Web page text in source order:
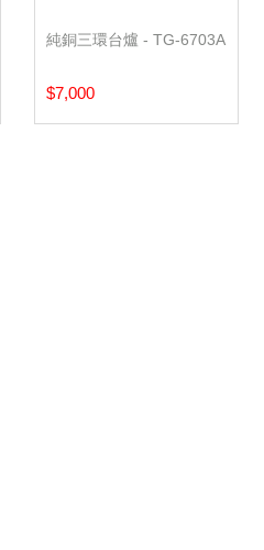
純銅三環台爐 - TG-6703A
$7,000